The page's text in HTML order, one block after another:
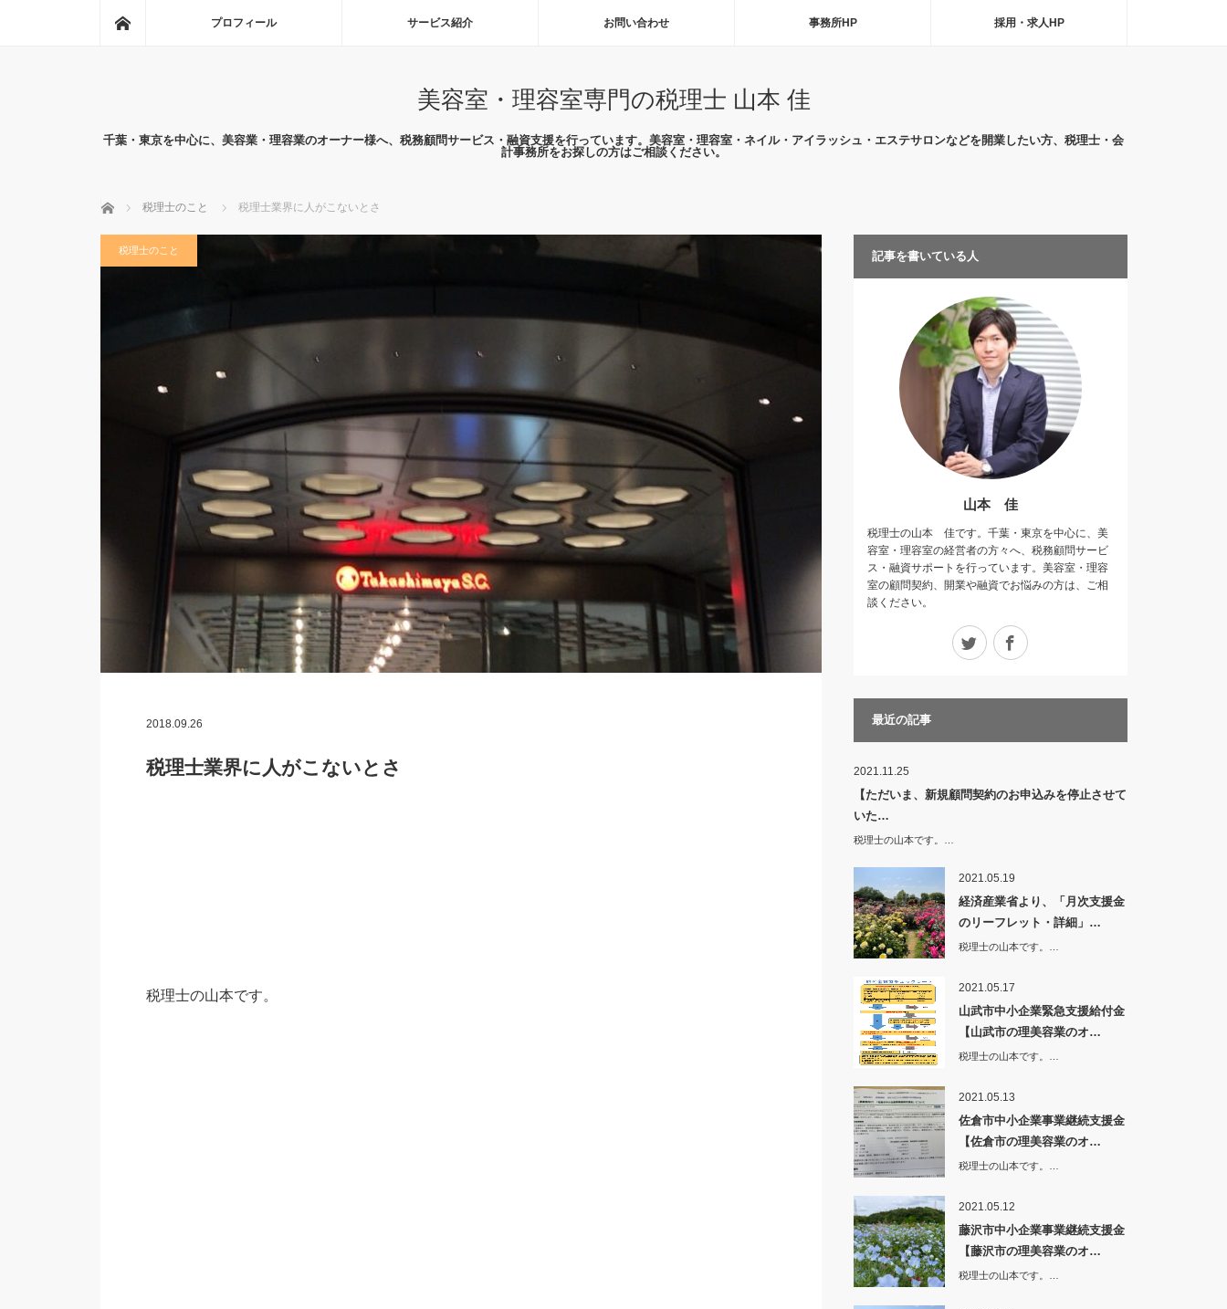
プロフィール サービス紹介 お問い合わせ 事務所HP 採用・求人HP
美容室・理容室専門の税理士 山本 佳
千葉・東京を中心に、美容業・理容業のオーナー様へ、税務顧問サービス・融資支援を行っています。美容室・理容室・ネイル・アイラッシュ・エステサロンなどを開業したい方、税理士・会
計事務所をお探しの方はご相談ください。
ホーム 税理士のこと 税理士業界に人がこないとさ
税理士のこと
2018.09.26
税理士業界に人がこないとさ
税理士の山本です。
記事を書いている人
山本 佳
税理士の山本 佳です。千葉・東京を中心に、美
容室・理容室の経営者の方々へ、税務顧問サービ
ス・融資サポートを行っています。美容室・理容
室の顧問契約、開業や融資でお悩みの方は、ご相
談ください。
Twitter
最近の記事
2021.11.25
【ただいま、新規顧問契約のお申込みを停止させて
いた…
税理士の山本です。…
2021.05.19
経済産業省より、「月次支援金
のリーフレット・詳細」…
税理士の山本です。…
2021.05.17
山武市中小企業緊急支援給付金
【山武市の理美容業のオ…
税理士の山本です。…
2021.05.13
佐倉市中小企業事業継続支援金
【佐倉市の理美容業のオ…
税理士の山本です。…
2021.05.12
藤沢市中小企業事業継続支援金
【藤沢市の理美容業のオ…
税理士の山本です。…